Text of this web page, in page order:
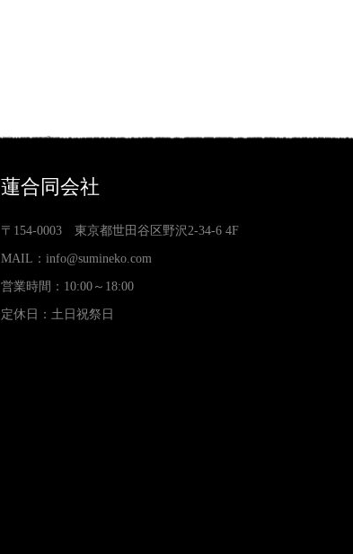
蓮合同会社
〒154-0003 東京都世田谷区野沢2-34-6 4F
MAIL： info@sumineko.com
営業時間：10:00～18:00
定休日：土日祝祭日